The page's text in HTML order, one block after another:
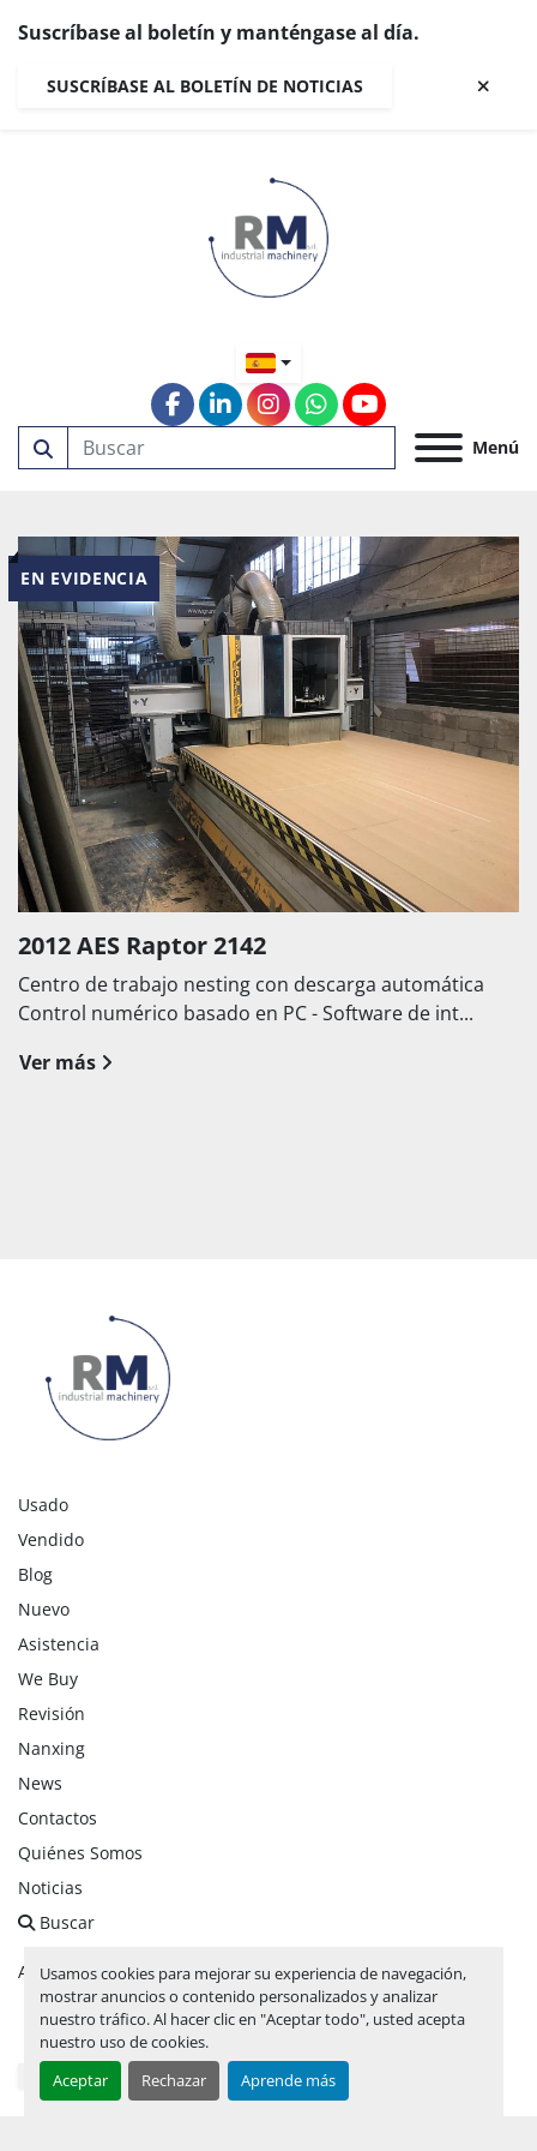
Usamos cookies para mejorar su experiencia de navegación,
mostrar anuncios o contenido personalizados y analizar
nuestro tráfico. Al hacer clic en "Aceptar todo", usted acepta
nuestro uso de cookies.
Aceptar
Rechazar Aprende más
Suscríbase al boletín y manténgase al día.
SUSCRÍBASE AL BOLETÍN DE NOTICIAS
Menú
facebook
linkedininstagram
whatsapp
youtube
EN EVIDENCIA
2012 AES Raptor 2142
Centro de trabajo nesting con descarga automática
Control numérico basado en PC - Software de int...
Ver más
Usado
Vendido
Blog
Nuevo
Asistencia
We Buy
Revisión
Nanxing
News
Contactos
Quiénes Somos
Noticias
Buscar
Administrar cookies
facebook
linkedininstagram
whatsapp
youtube